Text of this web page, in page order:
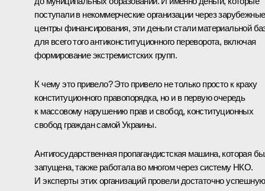
поступали в некоммерческие организации через зарубежные
центры финансирования, эти деньги стали материальной
для всего того антиконституционного переворота, включая
формирование экстремистских групп.
К чему это привело? Это привело не только просто к краху
конституционного правопорядка, но и в первую очередь
к массовому нарушению прав и свобод, конституционных
свобод граждан самой Украины.
Антигосударственная пропагандистская машина, которая
запущена, также работала во многом через систему НКО.
И эксперты этих организаций провели достаточно успешную